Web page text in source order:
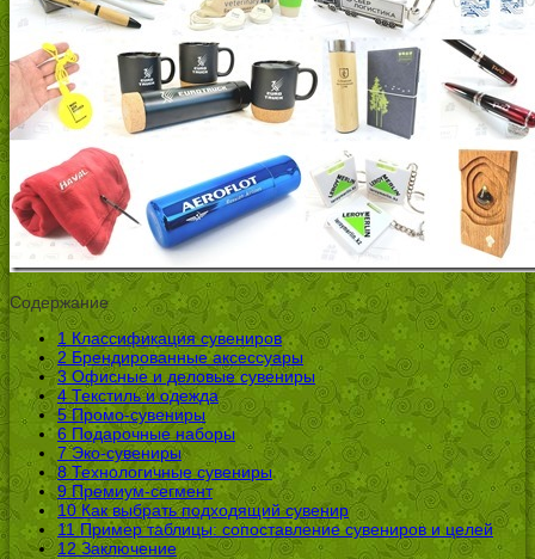
Содержание
1 Классификация сувениров
2 Брендированные аксессуары
3 Офисные и деловые сувениры
4Текстиль и одежда
5Промо-сувениры
6 Подарочные наборы
7Эко-сувениры
8Технологичные сувениры
9Премиум-сегмент
10Как выбрать подходящий сувенир
11 Пример таблицы: сопоставление сувениров и целей
12 Заключение